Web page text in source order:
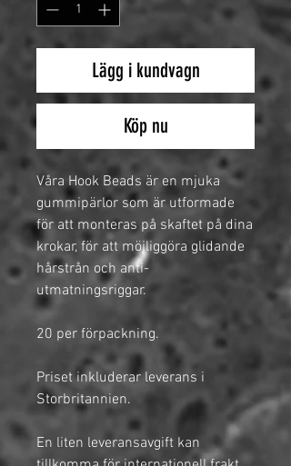
Lägg i kundvagn
Köp nu
Våra Hook Beads är en mjuka
gummipärlor som är utformade
för att monteras på skaftet på dina
krokar, för att möjliggöra glidande
hårstrån och anti-
utmatningsriggar.
20 per förpackning.
Priset inkluderar leverans i
Storbritannien.
En liten leveransavgift kan